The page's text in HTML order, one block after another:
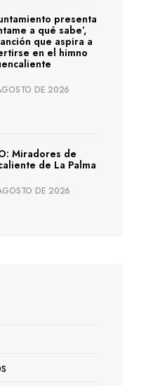
presenta
a qué sabe’,
que aspira a
en el himno
DE 2026
Miradores de
de La Palma
DE 2026